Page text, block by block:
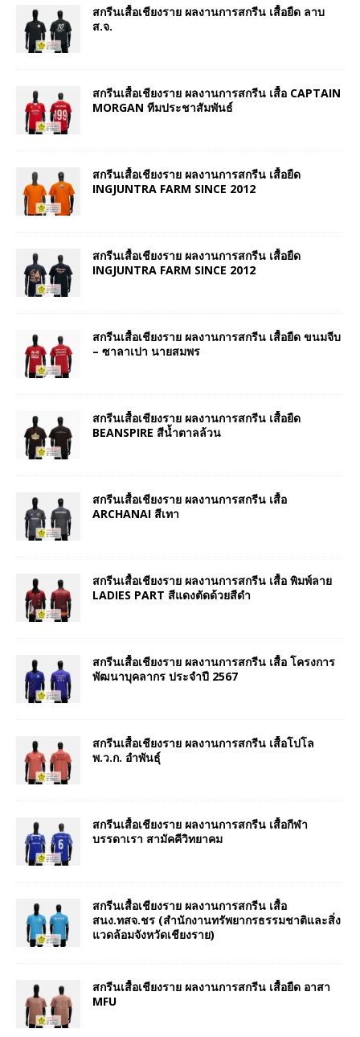
สกรีนเสื้อเชียงราย ผลงานการสกรีน เสื้อยืด ลาบ
ส.จ.
สกรีนเสื้อเชียงราย ผลงานการสกรีน เสื้อ CAPTAIN
MORGAN ทีมประชาสัมพันธ์
สกรีนเสื้อเชียงราย ผลงานการสกรีน เสื้อยืด
INGJUNTRA FARM SINCE 2012
สกรีนเสื้อเชียงราย ผลงานการสกรีน เสื้อยืด
INGJUNTRA FARM SINCE 2012
สกรีนเสื้อเชียงราย ผลงานการสกรีน เสื้อยืด ขนมจีบ
– ซาลาเปา นายสมพร
สกรีนเสื้อเชียงราย ผลงานการสกรีน เสื้อยืด
BEANSPIRE สีน้ำตาลล้วน
สกรีนเสื้อเชียงราย ผลงานการสกรีน เสื้อ
ARCHANAI สีเทา
สกรีนเสื้อเชียงราย ผลงานการสกรีน เสื้อ พิมพ์ลาย
LADIES PART สีแดงตัดด้วยสีดำ
สกรีนเสื้อเชียงราย ผลงานการสกรีน เสื้อ โครงการ
พัฒนาบุคลากร ประจำปี 2567
สกรีนเสื้อเชียงราย ผลงานการสกรีน เสื้อโปโล
พ.ว.ก. อำพันธุ์
สกรีนเสื้อเชียงราย ผลงานการสกรีน เสื้อกีฬา
บรรดาเรา สามัคคีวิทยาคม
สกรีนเสื้อเชียงราย ผลงานการสกรีน เสื้อ
สนง.ทสจ.ชร (สำนักงานทรัพยากรธรรมชาติและสิ่ง
แวดล้อมจังหวัดเชียงราย)
สกรีนเสื้อเชียงราย ผลงานการสกรีน เสื้อยืด อาสา
MFU